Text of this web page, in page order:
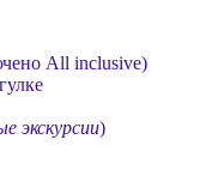
All inclusive)
экскурсии)